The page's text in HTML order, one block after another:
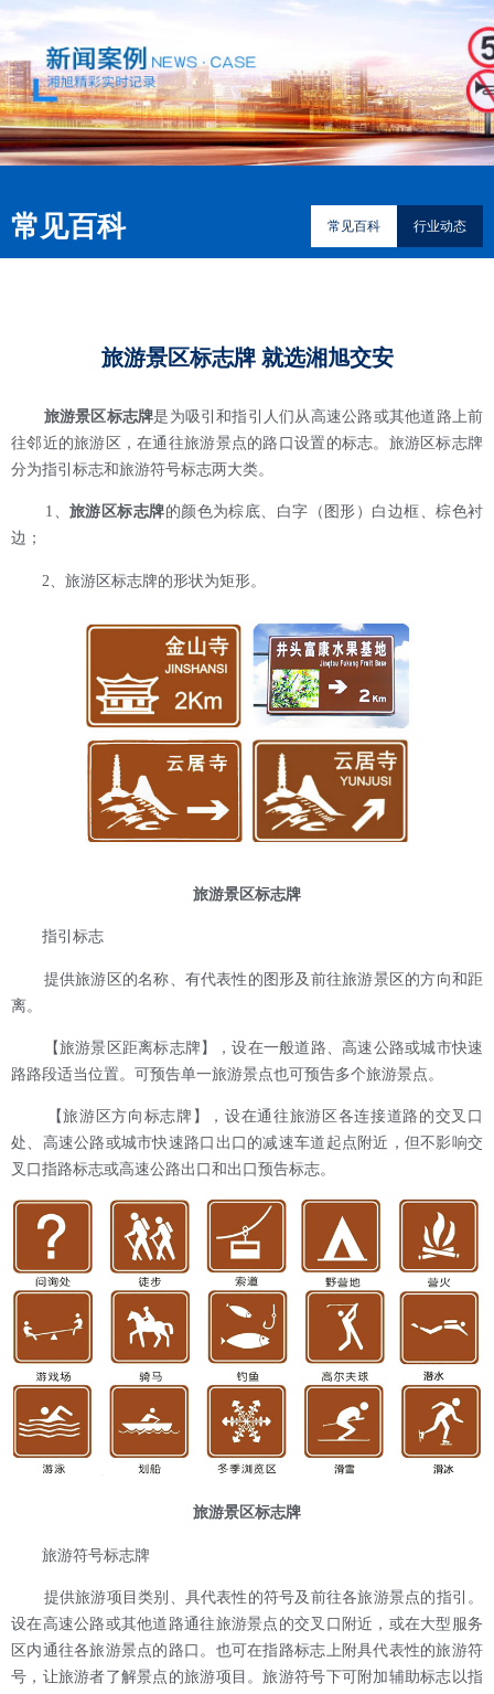
常见百科 常见百科 行业动态
旅游景区标志牌 就选湘旭交安
旅游景区标志牌是为吸引和指引人们从高速公路或其他道路上前
往邻近的旅游区，在通往旅游景点的路口设置的标志。旅游区标志牌
分为指引标志和旅游符号标志两大类。
1、 旅游区标志牌的颜色为棕底、白字（图形）白边框、棕色衬
边；
2、旅游区标志牌的形状为矩形。
旅游景区标志牌
指引标志
提供旅游区的名称、有代表性的图形及前往旅游景区的方向和距
离。
【旅游景区距离标志牌】，设在一般道路、高速公路或城市快速
路路段适当位置。可预告单一旅游景点也可预告多个旅游景点。
【旅游区方向标志牌】，设在通往旅游区各连接道路的交叉口
处、高速公路或城市快速路口出口的减速车道起点附近，但不影响交
叉口指路标志或高速公路出口和出口预告标志。
旅游景区标志牌
旅游符号标志牌
提供旅游项目类别、具代表性的符号及前往各旅游景点的指引。
设在高速公路或其他道路通往旅游景点的交叉口附近，或在大型服务
区内通往各旅游景点的路口。也可在指路标志上附具代表性的旅游符
号，让旅游者了解景点的旅游项目。旅游符号下可附加辅助标志以指